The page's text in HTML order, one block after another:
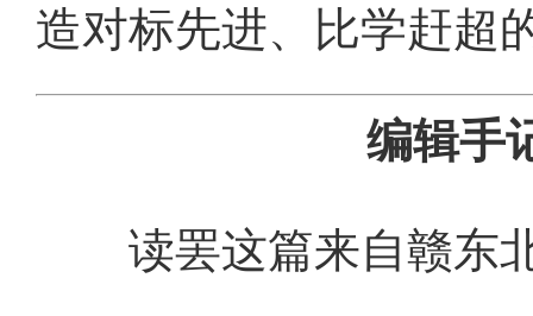
造对标先进、比学赶超
编辑手
读罢这篇来自赣东北